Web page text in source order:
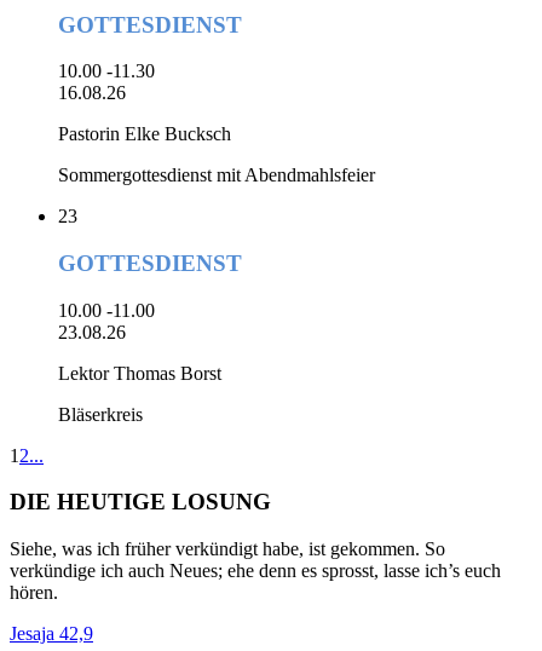
GOTTESDIENST
10.00 -11.30
16.08.26
Pastorin Elke Bucksch
Sommergottesdienst mit Abendmahlsfeier
23
GOTTESDIENST
10.00 -11.00
23.08.26
Lektor Thomas Borst
Bläserkreis
1 2...
DIE HEUTIGE LOSUNG
Siehe, was ich früher verkündigt habe, ist gekommen. So
verkündige ich auch Neues; ehe denn es sprosst, lasse ich’s euch
hören.
Jesaja 42,9